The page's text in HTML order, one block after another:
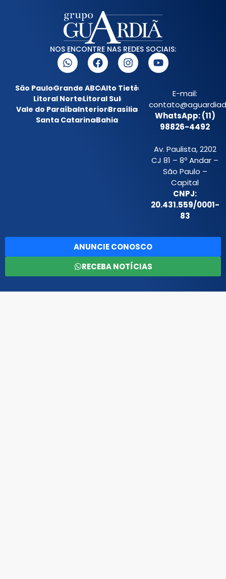
NOS ENCONTRE NAS REDES SOCIAIS:
São PauloGrande ABCAlto Tietê
Litoral NorteLitoral Sul
Vale do ParaíbaInteriorBrasília
Santa CatarinaBahia
E-mail:
WhatsApp: (11)
98826-4492
Av. Paulista, 2202
CJ 81 – 8º Andar –
São Paulo –
Capital
CNPJ:
20.431.559/0001-
83
ANUNCIE CONOSCO
RECEBA NOTÍCIAS